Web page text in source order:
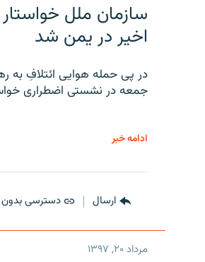
سازمان ملل
اخیر در یمن شد
در پی حمله هوایی ائتلافِ به
جمعه در نشستی اضطراری
ادامه خبر
ارسال دسترسی بدون
مرداد ۲۰, ۱۳۹۷